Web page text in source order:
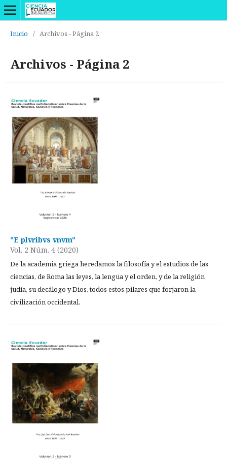
Inicio / Archivos - Página 2
Archivos - Página 2
"E plvribvs vnvm"
Vol. 2 Núm. 4 (2020)
De la academia griega heredamos la filosofía y el estudios de las
ciencias, de Roma las leyes, la lengua y el orden, y de la religión
judía, su decálogo y Dios, todos estos pilares que forjaron la
civilización occidental.